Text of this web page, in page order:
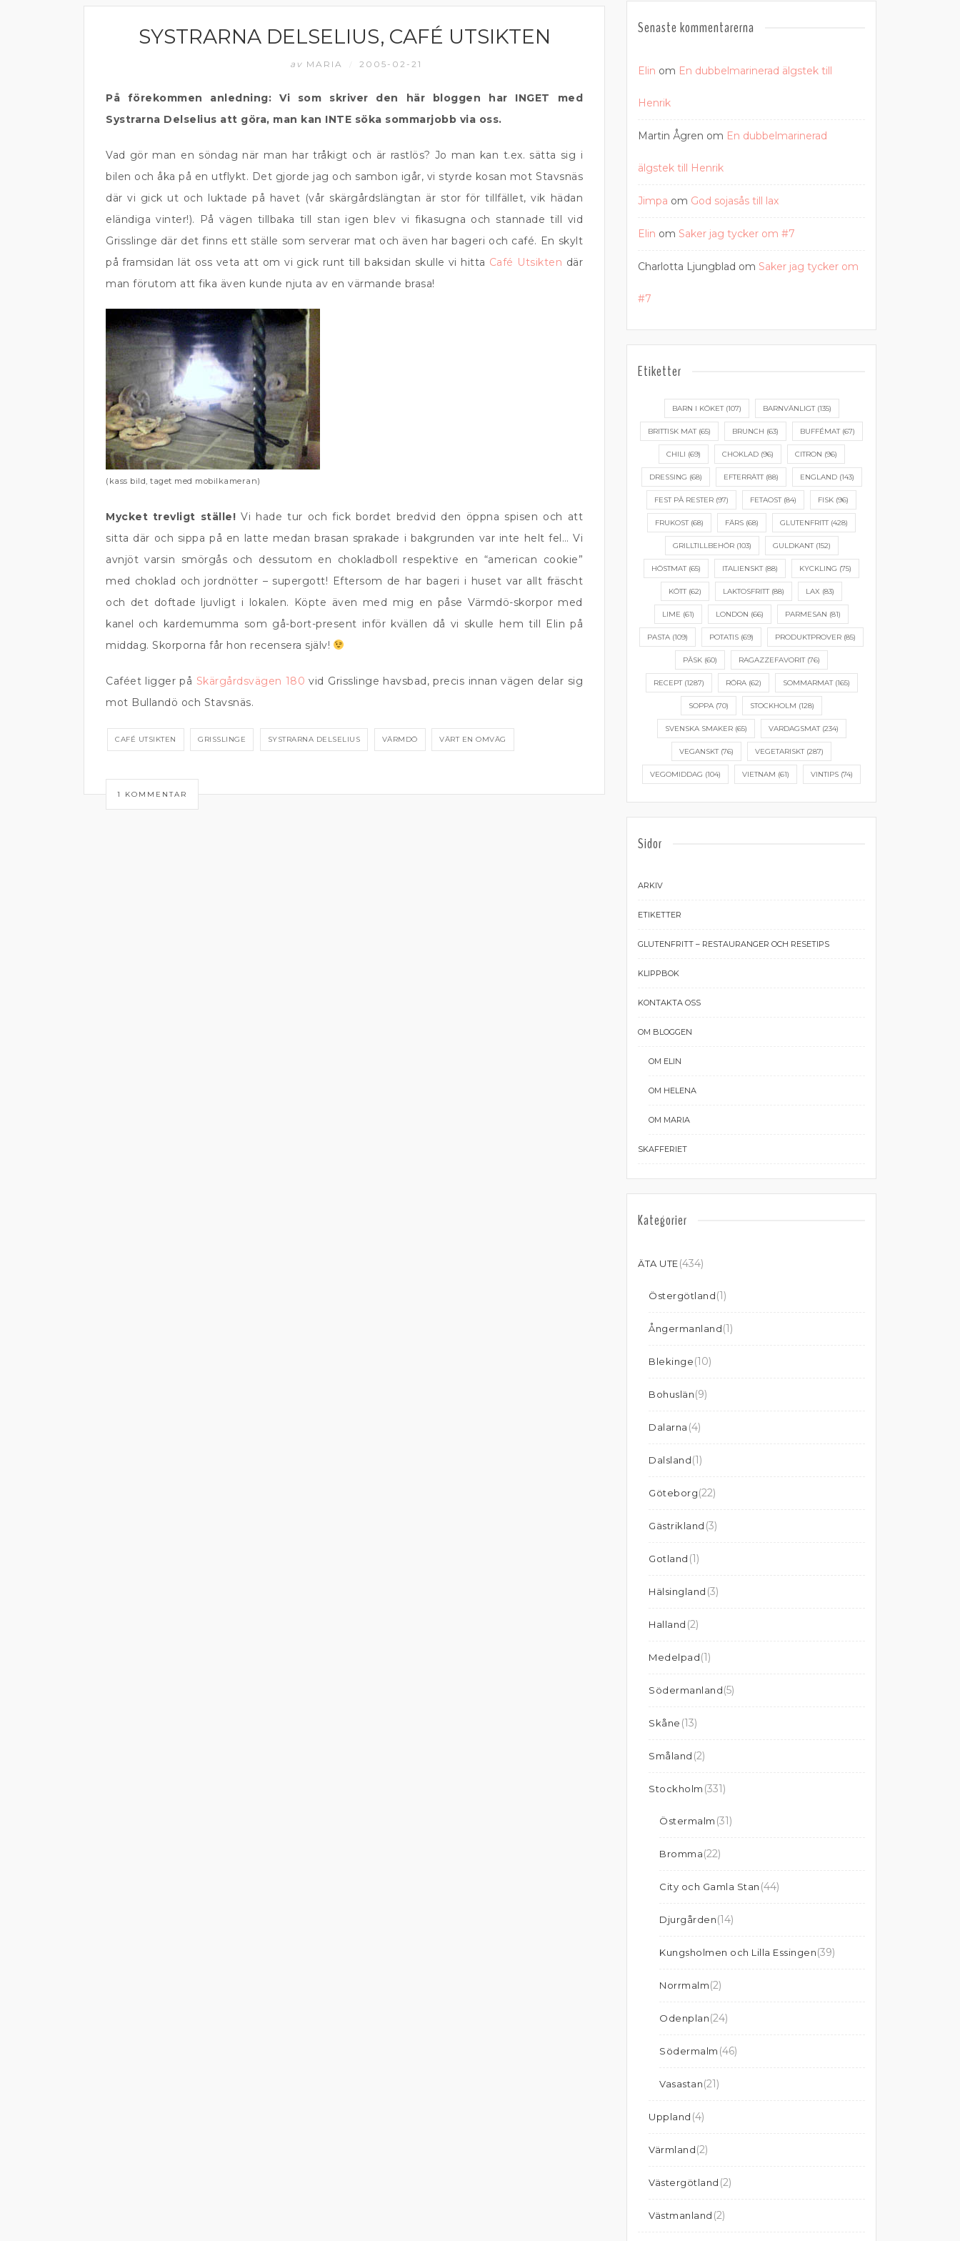
SYSTRARNA DELSELIUS, CAFÉ UTSIKTEN
av MARIA 2005-02-21
På förekommen anledning: Vi som skriver den här bloggen har INGET med
Systrarna Delselius att göra, man kan INTE söka sommarjobb via oss.
Vad gör man en söndag när man har tråkigt och är rastlös? Jo man kan t.ex. sätta sig i
bilen och åka på en utflykt. Det gjorde jag och sambon igår, vi styrde kosan mot Stavsnäs
där vi gick ut och luktade på havet (vår skärgårdslängtan är stor för tillfället, vik hädan
eländiga vinter!). På vägen tillbaka till stan igen blev vi fikasugna och stannade till vid
Grisslinge där det finns ett ställe som serverar mat och även har bageri och café. En skylt
på framsidan lät oss veta att om vi gick runt till baksidan skulle vi hitta Café Utsikten där
man förutom att fika även kunde njuta av en värmande brasa!
(kass bild, taget med mobilkameran)
Mycket trevligt ställe! Vi hade tur och fick bordet bredvid den öppna spisen och att
sitta där och sippa på en latte medan brasan sprakade i bakgrunden var inte helt fel… Vi
avnjöt varsin smörgås och dessutom en chokladboll respektive en “american cookie”
med choklad och jordnötter – supergott! Eftersom de har bageri i huset var allt fräscht
och det doftade ljuvligt i lokalen. Köpte även med mig en påse Värmdö-skorpor med
kanel och kardemumma som gå-bort-present inför kvällen då vi skulle hem till Elin på
middag. Skorporna får hon recensera själv!
Caféet ligger på Skärgårdsvägen 180 vid Grisslinge havsbad, precis innan vägen delar sig
mot Bullandö och Stavsnäs.
CAFÉ UTSIKTEN GRISSLINGE SYSTRARNA DELSELIUS VÄRMDÖ VÄRT EN OMVÄG
1 KOMMENTAR
Senaste kommentarerna
Elin om En dubbelmarinerad älgstek till
Henrik
Martin Ågren om En dubbelmarinerad
älgstek till Henrik
Jimpa om God sojasås till lax
Elin om Saker jag tycker om #7
Charlotta Ljungblad om Saker jag tycker om
#7
Etiketter
BARN I KÖKET(107) BARNVÄNLIGT(135)
BRITTISK MAT(65) BRUNCH (63) BUFFÉMAT(67)
CHILI (69) CHOKLAD(96) CITRON (96)
DRESSING (68) EFTERRÄTT(88) ENGLAND(143)
FEST PÅ RESTER (97) FETAOST(84) FISK (96)
FRUKOST(68) FÄRS (68) GLUTENFRITT(428)
GRILLTILLBEHÖR(103) GULDKANT(152)
HÖSTMAT(65) ITALIENSKT(88) KYCKLING (75)
KÖTT(62) LAKTOSFRITT(88) LAX (83)
LIME (61) LONDON (66) PARMESAN (81)
PASTA (109) POTATIS (69) PRODUKTPROVER (85)
PÅSK (60) RAGAZZEFAVORIT(76)
RECEPT(1287) RÖRA(62) SOMMARMAT(165)
SOPPA (70) STOCKHOLM (128)
SVENSKA SMAKER(65) VARDAGSMAT(234)
VEGANSKT(76) VEGETARISKT(287)
VEGOMIDDAG (104) VIETNAM (61) VINTIPS (74)
Sidor
ARKIV
ETIKETTER
GLUTENFRITT – RESTAURANGER OCH RESETIPS
KLIPPBOK
KONTAKTA OSS
OM BLOGGEN
OM ELIN
OM HELENA
OM MARIA
SKAFFERIET
Kategorier
ÄTA UTE(434)
Östergötland(1)
Ångermanland(1)
Blekinge(10)
Bohuslän(9)
Dalarna (4)
Dalsland(1)
Göteborg(22)
Gästrikland (3)
Gotland (1)
Hälsingland (3)
Halland (2)
Medelpad(1)
Södermanland(5)
Skåne (13)
Småland (2)
Stockholm (331)
Östermalm (31)
Bromma(22)
City och Gamla Stan (44)
Djurgården(14)
Kungsholmen och Lilla Essingen(39)
Norrmalm(2)
Odenplan(24)
Södermalm (46)
Vasastan(21)
Uppland (4)
Värmland(2)
Västergötland (2)
Västmanland (2)